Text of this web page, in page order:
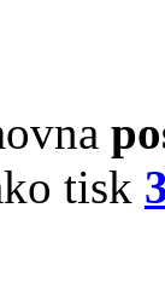
tisk